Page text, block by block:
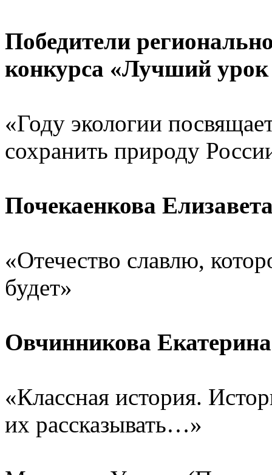
Победители
конкурса «Лучший
«Году экологии
сохранить природу
Почекаенкова
«Отечество славлю,
будет»
Овчинникова
«Классная история.
их рассказывать…»